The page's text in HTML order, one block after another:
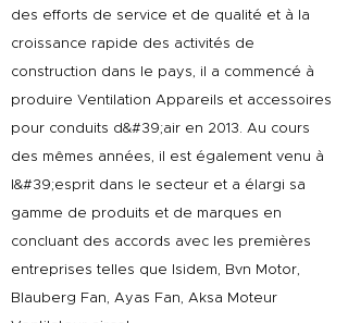
des efforts de service et de qualité et à la
croissance rapide des activités de
construction dans le pays, il a commencé à
produire Ventilation Appareils et accessoires
pour conduits d&#39;air en 2013. Au cours
des mêmes années, il est également venu à
l&#39;esprit dans le secteur et a élargi sa
gamme de produits et de marques en
concluant des accords avec les premières
entreprises telles que Isidem, Bvn Motor,
Blauberg Fan, Ayas Fan, Aksa Moteur